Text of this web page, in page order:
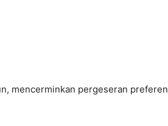
mencerminkan pergeseran